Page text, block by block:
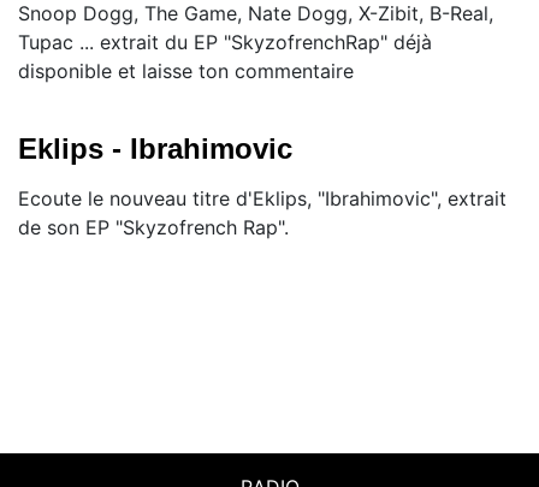
Snoop Dogg, The Game, Nate Dogg, X-Zibit, B-Real,
Tupac ... extrait du EP "SkyzofrenchRap" déjà
disponible et laisse ton commentaire
Eklips - Ibrahimovic
Ecoute le nouveau titre d'Eklips, "Ibrahimovic", extrait
de son EP "Skyzofrench Rap".